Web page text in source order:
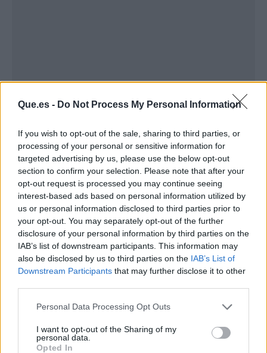
Que.es - Do Not Process My Personal Information
If you wish to opt-out of the sale, sharing to third parties, or
processing of your personal or sensitive information for
targeted advertising by us, please use the below opt-out
section to confirm your selection. Please note that after your
opt-out request is processed you may continue seeing
interest-based ads based on personal information utilized by
us or personal information disclosed to third parties prior to
your opt-out. You may separately opt-out of the further
disclosure of your personal information by third parties on the
IAB’s list of downstream participants. This information may
also be disclosed by us to third parties on the IAB’s List of
Downstream Participants that may further disclose it to other
Personal Data Processing Opt Outs
I want to opt-out of the Sharing of my
personal data.
Opted In
Publicidad